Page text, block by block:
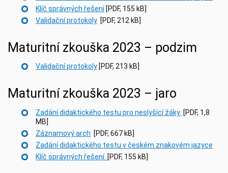
Klíč správných řešení[PDF, 155 kB]
Validační protokoly [PDF, 212 kB]
Maturitní zkouška 2023 – podzim
Validační protokoly [PDF, 213 kB]
Maturitní zkouška 2023 – jaro
Zadání didaktického testu pro neslyšící žáky [PDF, 1,8
MB]
Záznamový arch [PDF, 667 kB]
Zadání didaktického testu v českém znakovém jazyce
Klíč správných řešení [PDF, 155 kB]